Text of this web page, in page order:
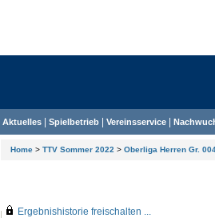
Aktuelles Spielbetrieb Vereinsservice
Home > TTV Sommer 2022 > Oberliga Herren Gr.
Ergebnishistorie freischalten ...